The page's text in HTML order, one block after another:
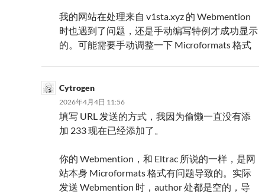
我的网站在处理来自 v1sta.xyz 的 Webmention
时也遇到了问题，还是手动编写特例才成功显示
的。可能需要手动调整一下 Microformats 格式
Cytrogen
2026年4月4日 11:56
填写 URL 发送的方式，我因为偷懒一直没有添
加 233 现在已经添加了。
你的 Webmention，和 Eltrac 所说的一样，是网
站本身 Microformats 格式有问题导致的。实际
发送 Webmention 时，author 处都是空的，导